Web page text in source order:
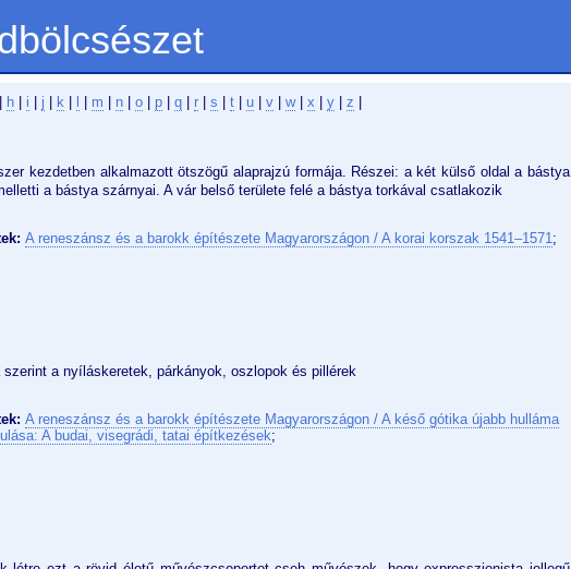
h i j k m n o p q r s t u v w| x y z
kezdetben alkalmazott ötszögű alaprajzú formája. Részei: a két külső oldal a bástya
a bástya szárnyai. A vár belső területe felé a bástya torkával csatlakozik
A reneszánsz és a barokk építészete Magyarországon / A korai korszak 1541–1571;
szerint a nyíláskeretek, párkányok, oszlopok és pillérek
A reneszánsz és a barokk építészete Magyarországon / A késő gótika újabb hulláma
A budai, visegrádi, tatai építkezések;